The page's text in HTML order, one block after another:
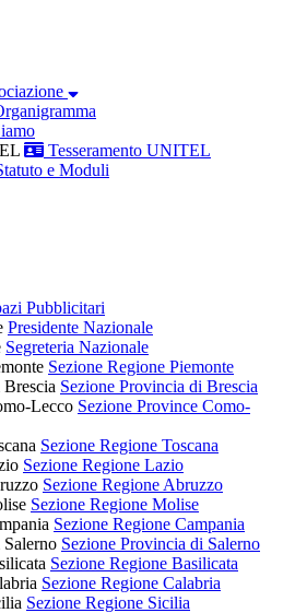
Tesseramento UNITEL
e Moduli
Pubblicitari
Presidente Nazionale
Segreteria Nazionale
Sezione Regione Piemonte
Sezione Provincia di Brescia
Lecco Sezione Province Como-
Sezione Regione Toscana
Sezione Regione Lazio
Sezione Regione Abruzzo
Sezione Regione Molise
Sezione Regione Campania
Sezione Provincia di Salerno
Sezione Regione Basilicata
Sezione Regione Calabria
Sezione Regione Sicilia